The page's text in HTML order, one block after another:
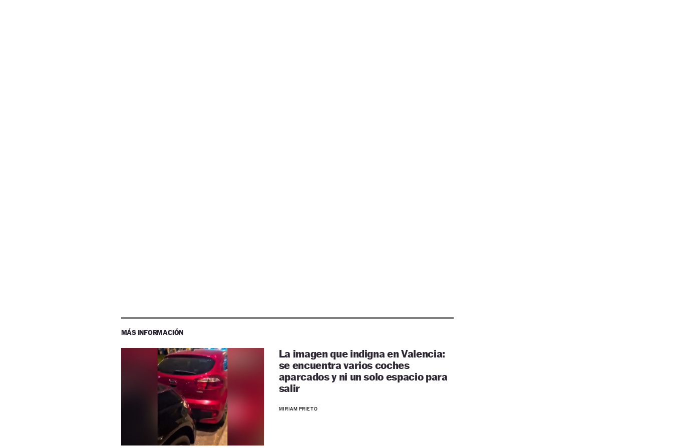
MÁS INFORMACIÓN
La imagen que indigna en Valencia:
se encuentra varios coches
aparcados y ni un solo espacio para
salir
MIRIAM PRIETO